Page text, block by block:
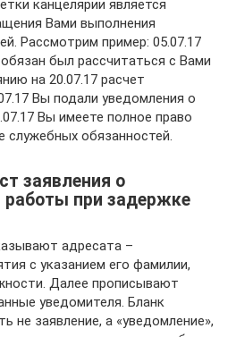
канцелярии является
Вами выполнения
Рассмотрим пример: 05.07.17
был рассчитаться с Вами
на 20.07.17 расчет
Вы подали уведомления о
Вы имеете полное право
служебных обязанностей.
заявления о
работы при задержке
адресата –
с указанием его фамилии,
Далее прописывают
уведомителя. Бланк
не заявление, а «уведомление»,